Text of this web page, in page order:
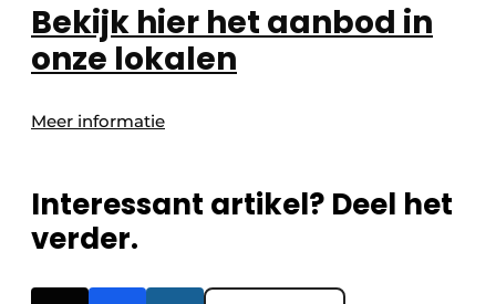
Bekijk hier het aanbod in
onze lokalen
Meer informatie
Interessant artikel? Deel het
verder.